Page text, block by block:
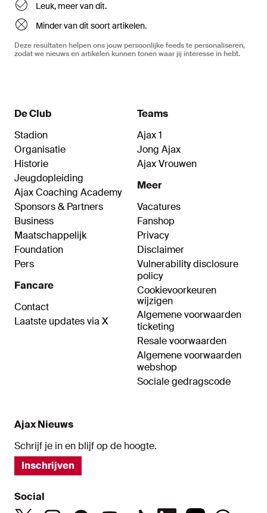
Leuk, meer van dit.
Minder van dit soort artikelen.
Deze resultaten helpen ons jouw persoonlijke feeds te personaliseren,
zodat we nieuws en artikelen kunnen tonen waar jij interesse in hebt.
De Club
Stadion
Organisatie
Historie
Jeugdopleiding
Ajax Coaching Academy
Sponsors & Partners
Business
Maatschappelijk
Foundation
Pers
Fancare
Contact
Laatste updates via X
Teams
Ajax 1
Jong Ajax
Ajax Vrouwen
Meer
Vacatures
Fanshop
Privacy
Disclaimer
Vulnerability disclosure
policy
Cookievoorkeuren
wijzigen
Algemene voorwaarden
ticketing
Resale voorwaarden
Algemene voorwaarden
webshop
Sociale gedragscode
Ajax Nieuws
Schrijf je in en blijf op de hoogte.
Inschrijven
Social